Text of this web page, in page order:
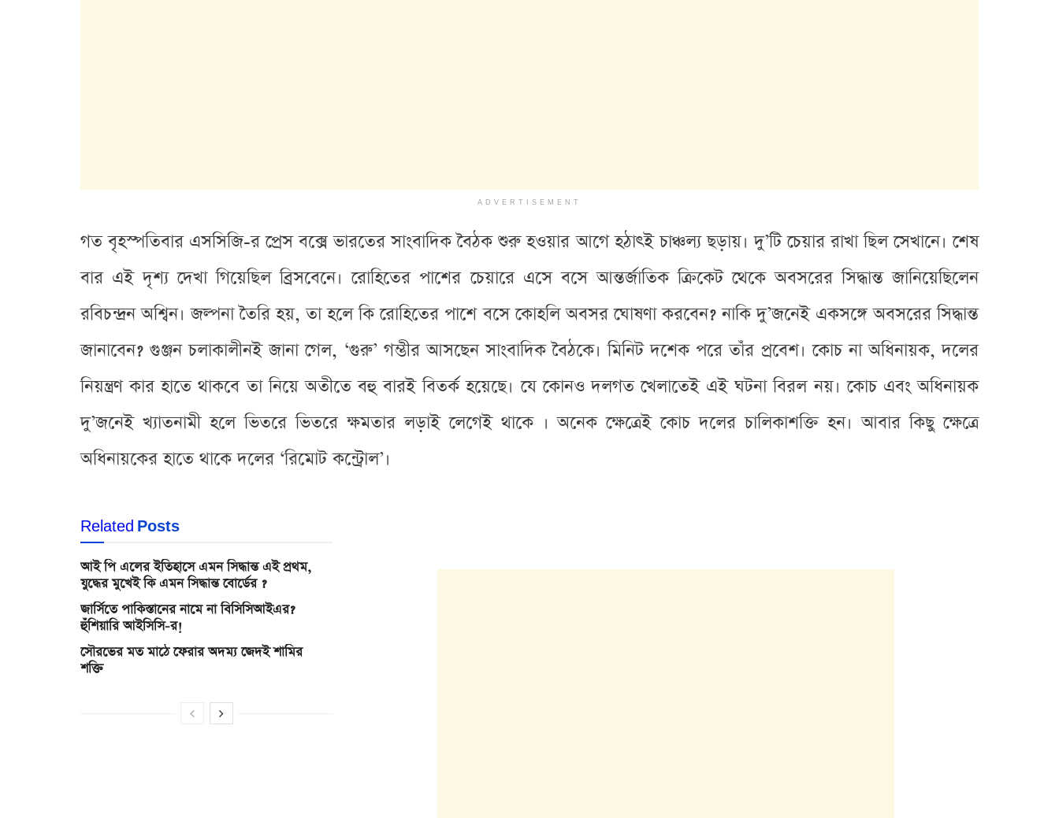
ADVERTISEMENT
গত বৃহস্পতিবার এসসিজি-র প্রেস বক্সে ভারতের সাংবাদিক বৈঠক শুরু হওয়ার আগে হঠাৎই চাঞ্চল্য ছড়ায়। দু’টি চেয়ার রাখা ছিল সেখানে। শেষ
বার এই দৃশ্য দেখা গিয়েছিল ব্রিসবেনে। রোহিতের পাশের চেয়ারে এসে বসে আন্তর্জাতিক ক্রিকেট থেকে অবসরের সিদ্ধান্ত জানিয়েছিলেন
রবিচন্দ্রন অশ্বিন। জল্পনা তৈরি হয়, তা হলে কি রোহিতের পাশে বসে কোহলি অবসর ঘোষণা করবেন? নাকি দু’জনেই একসঙ্গে অবসরের সিদ্ধান্ত
জানাবেন? গুঞ্জন চলাকালীনই জানা গেল, ‘গুরু’ গম্ভীর আসছেন সাংবাদিক বৈঠকে। মিনিট দশেক পরে তাঁর প্রবেশ। কোচ না অধিনায়ক, দলের
নিয়ন্ত্রণ কার হাতে থাকবে তা নিয়ে অতীতে বহু বারই বিতর্ক হয়েছে। যে কোনও দলগত খেলাতেই এই ঘটনা বিরল নয়। কোচ এবং অধিনায়ক
দু’জনেই খ্যাতনামী হলে ভিতরে ভিতরে ক্ষমতার লড়াই লেগেই থাকে । অনেক ক্ষেত্রেই কোচ দলের চালিকাশক্তি হন। আবার কিছু ক্ষেত্রে
অধিনায়কের হাতে থাকে দলের ‘রিমোট কন্ট্রোল’।
RelatedPosts
আই পি এলের ইতিহাসে এমন সিদ্ধান্ত এই প্রথম,
যুদ্ধের মুখেই কি এমন সিদ্ধান্ত বোর্ডের ?
জার্সিতে পাকিস্তানের নামে না বিসিসিআইএর?
হুঁশিয়ারি আইসিসি-র!
সৌরভের মত মাঠে ফেরার অদম্য জেদই শামির
শক্তি